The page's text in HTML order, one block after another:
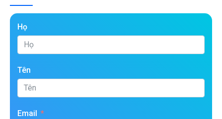
Họ
Tên
Email